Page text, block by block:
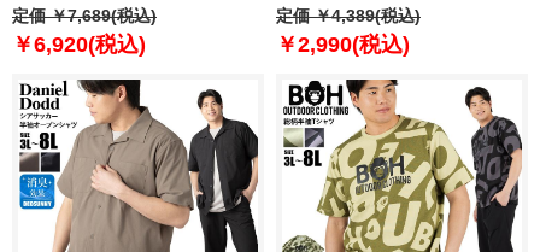
春夏新作 azp260201201t
【fre】
定価 ￥7,689(税込)
￥6,920(税込)
ショートパンツ ハーフパンツ 春
夏新作 azsp-260204 【fre】
定価 ￥4,389(税込)
￥2,990(税込)